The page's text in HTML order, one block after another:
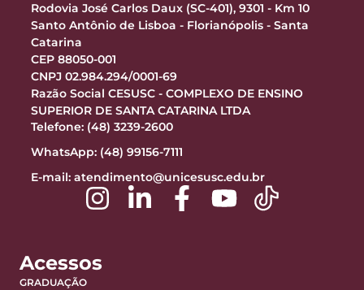
Rodovia José Carlos Daux (SC-401), 9301 - Km 10
Santo Antônio de Lisboa - Florianópolis - Santa
Catarina
CEP 88050-001
CNPJ 02.984.294/0001-69
Razão Social CESUSC - COMPLEXO DE ENSINO
SUPERIOR DE SANTA CATARINA LTDA
Telefone: (48) 3239-2600
WhatsApp: (48) 99156-7111
E-mail: atendimento@unicesusc.edu.br
Acessos
GRADUAÇÃO